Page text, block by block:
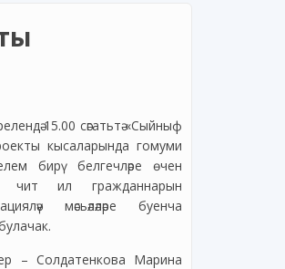
15.00 сәгатьтә «Сыйныф
кысаларында гомуми
бирү белгечләре өчен
чит ил гражданнарын
мәсьәләләре буенча
– Солдатенкова Марина